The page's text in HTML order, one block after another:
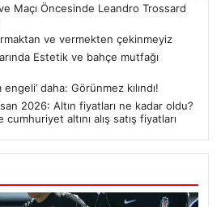
Maçı Öncesinde Leandro Trossard
ve vermekten çekinmeyiz
Estetik ve bahçe mutfağı
daha: Görünmez kılındı!
2026: Altın fiyatları ne kadar oldu?
altını alış satış fiyatları